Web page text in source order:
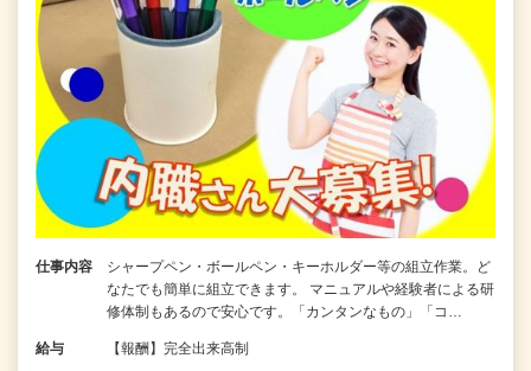
仕事内容
シャープペン・ボールペン・キーホルダー等の組立作業。ど
なたでも簡単に組立できます。 マニュアルや経験者による研
修体制もあるので安心です。「カンタンなもの」「コ…
給与 【報酬】完全出来高制